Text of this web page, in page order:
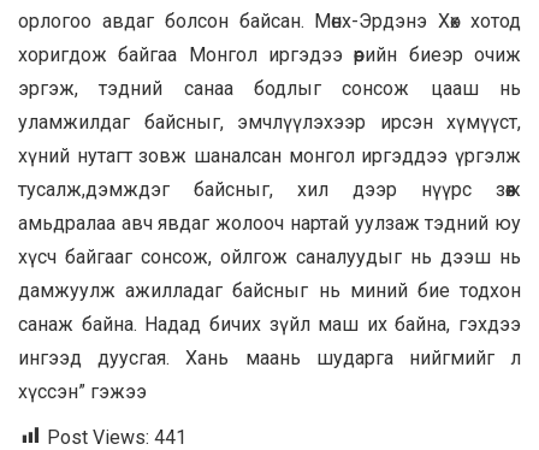
орлогоо авдаг болсон байсан. Мөнх-Эрдэнэ Хөх хотод
хоригдож байгаа Монгол иргэдээ өөрийн биеэр очиж
эргэж, тэдний санаа бодлыг сонсож цааш нь
уламжилдаг байсныг, эмчлүүлэхээр ирсэн хүмүүст,
хүний нутагт зовж шаналсан монгол иргэддээ үргэлж
тусалж,дэмждэг байсныг, хил дээр нүүрс зөөж
амьдралаа авч явдаг жолооч нартай уулзаж тэдний юу
хүсч байгааг сонсож, ойлгож саналуудыг нь дээш нь
дамжуулж ажилладаг байсныг нь миний бие тодхон
санаж байна. Надад бичих зүйл маш их байна, гэхдээ
ингээд дуусгая. Хань маань шударга нийгмийг л
хүссэн” гэжээ
Post Views: 441